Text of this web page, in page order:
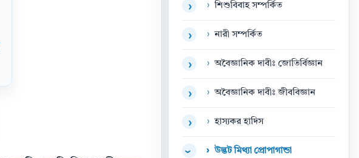
› › শিশুবিবাহ সম্পর্কিত
› › নারী সম্পর্কিত
› › অবৈজ্ঞানিক দাবীঃ জোতির্বিজ্ঞান
› › অবৈজ্ঞানিক দাবীঃ জীববিজ্ঞান
› › হাস্যকর হাদিস
› › উদ্ভট মিথ্যা প্রোপাগান্ডা